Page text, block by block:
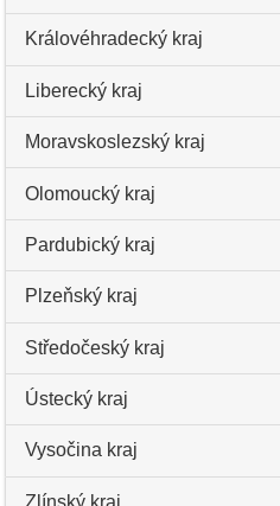
Královéhradecký kraj
Liberecký kraj
Moravskoslezský kraj
Olomoucký kraj
Pardubický kraj
Plzeňský kraj
Středočeský kraj
Ústecký kraj
Vysočina kraj
Zlínský kraj